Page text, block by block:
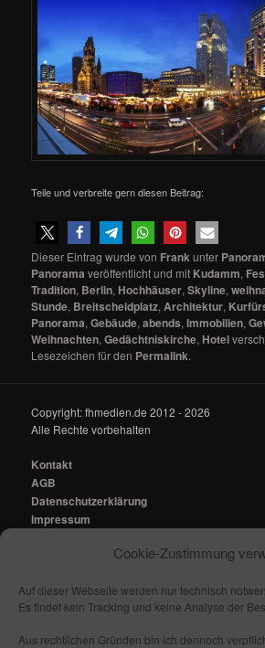
Cookie-Zustimmung
Auf dieser Webseite werden nur technisch
Es findet kein Tracking und keine Analyse der
Aus rechtlichen Gründen bin ich dennoch
Teile und verbreite gern diesen Beitrag:
Dieser Eintrag wurde von Frankunter
Panorama veröffentlicht und mit Kudamm,
Tradition, Berlin, Hochhäuser,Skyline,
Stunde, Breitscheidplatz, Architektur,
Panorama,Gebäude,abends,Immobilien,
Weihnachten,Gedächtniskirche, Hotel
Lesezeichen für den Permalink.
Copyright: fhmedien.de 2012 - 2026
Alle Rechte vorbehalten
Kontakt
AGB
Datenschutzerklärung
Impressum
mail@fhmedien.de